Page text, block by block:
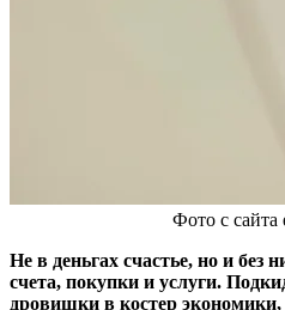
Фото с сайта
Не в деньгах счастье, но и без
счета, покупки и услуги.
дровишки в костер